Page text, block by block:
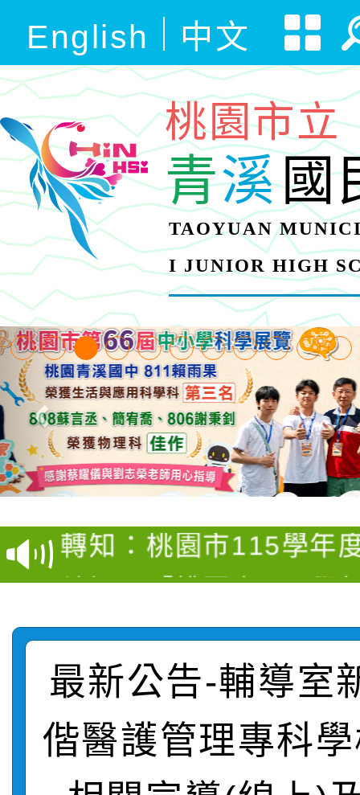
English 中文
桃園市立
青溪國
TAOYUAN
I JUNIOR HIGH
【甄選結果(第4招)】
學年度第1學期第9次代
結果(第4招)
【甄選結果(第12招)】
學年度第1學期第7次代
結果(第12招)
轉知：桃園市115學年
賽及師生本土語及新住
賽實施要點
轉知：「桃園市115學
比賽實施要點」
轉知：「115年金融知
動辦法」
轉知臺中市政府政風處
城市手牽手，綠能透明
畫影片一案
轉知：「115學年度全
劇比賽實施要點」及修
轉知：桃園市115年度
最新公告-輔導室
偕醫護管理專科